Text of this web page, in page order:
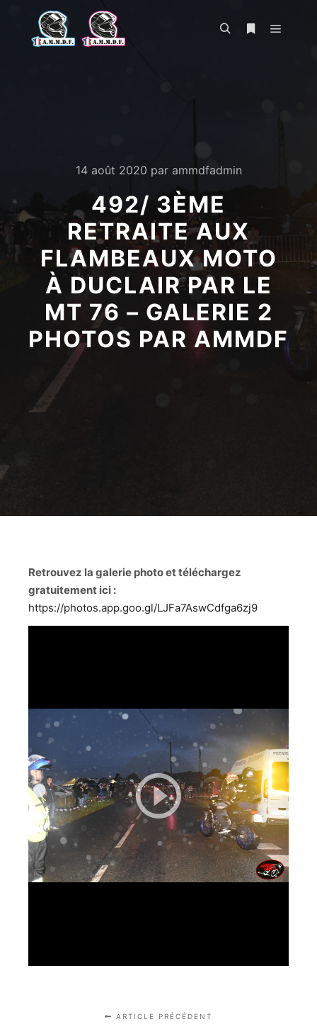
14 août 2020 par ammdfadmin
492/ 3ÈME
RETRAITE AUX
FLAMBEAUX MOTO
À DUCLAIR PAR LE
MT 76 – GALERIE 2
PHOTOS PAR AMMDF
Retrouvez la galerie photo et téléchargez
gratuitement ici :
https://photos.app.goo.gl/LJFa7AswCdfga6zj9
ARTICLE PRÉCÉDENT